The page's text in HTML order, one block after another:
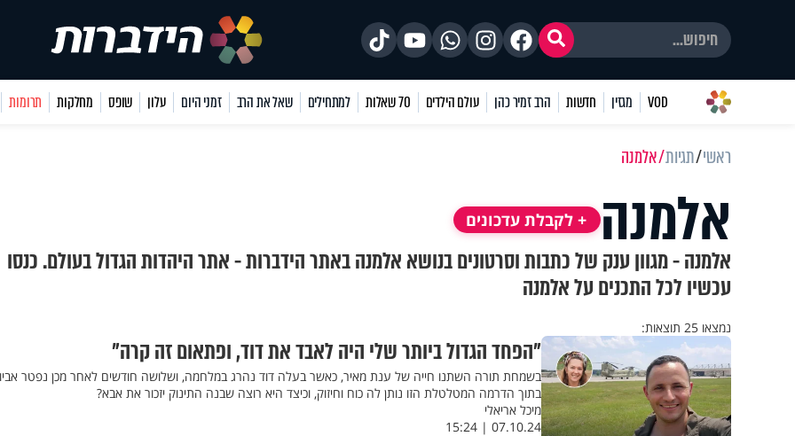
VOD מגזין חדשות הרב זמיר כהן עולם הילדים 70 שאלות למתחילים שאל את הרב זמני היום עלון שופס מחלקות תרומות
ראשי תגיות אלמנה
אלמנה + לקבלת עדכונים
אלמנה - מגוון ענק של כתבות וסרטונים בנושא אלמנה באתר הידברות - אתר היהדות הגדול בעולם. כנסו
עכשיו לכל התכנים על אלמנה
נמצאו 25 תוצאות:
"הפחד הגדול ביותר שלי היה לאבד את דוד, ופתאום זה קרה"
בשמחת תורה השתנו חייה של ענת מאיר, כאשר בעלה דוד נהרג במלחמה, ושלושה חודשים לאחר מכן נפטר
בתוך הדרמה המטלטלת הזו נותן לה כוח וחיזוק, וכיצד היא רוצה שבנה התינוק יזכור את אבא?
מיכל אריאלי
07.10.24 | 15:24